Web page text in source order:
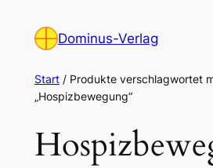
Inhalt
Dominus-Verlag
Start/ Produkte verschlagwortet
„Hospizbewegung“